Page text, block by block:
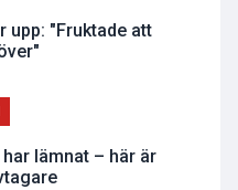
upp: "Fruktade att
lämnat – här är